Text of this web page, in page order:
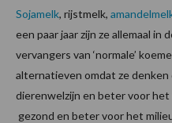
Sojamelk, rijstmelk,
een paar jaar zijn ze allemaal in
vervangers van ‘normale’
alternatieven omdat ze
dierenwelzijn en beter voor het
gezond en beter voor het